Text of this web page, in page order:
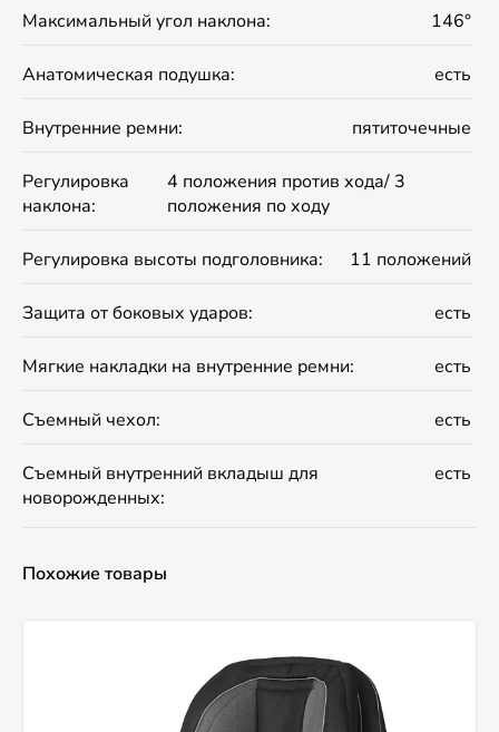
Максимальный угол наклона: 146°
Анатомическая подушка: есть
Внутренние ремни: пятиточечные
Регулировка
наклона:
4 положения против хода/ 3
положения по ходу
Регулировка высоты подголовника: 11 положений
Защита от боковых ударов: есть
Мягкие накладки на внутренние ремни: есть
Съемный чехол: есть
Съемный внутренний вкладыш для
новорожденных:
есть
Похожие товары